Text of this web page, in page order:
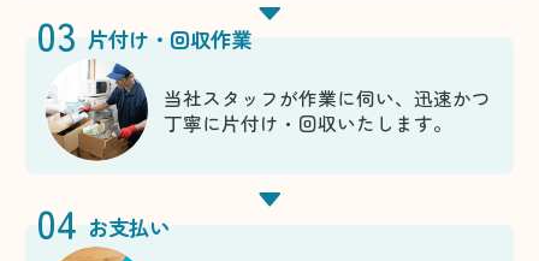
03 片付け・回収作業
当社スタッフが作業に伺い、迅速かつ
丁寧に片付け・回収いたします。
04 お支払い